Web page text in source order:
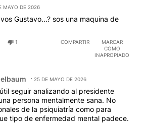
MAYO DE 2026
Gustavo...? sos una maquina de
1 COMPARTIR
MARCAR
COMO
INAPROPIADO
25 DE MAYO DE 2026
seguir analizando al presidente
persona mentalmente sana. No
de la psiquiatría como para
tipo de enfermedad mental padece.